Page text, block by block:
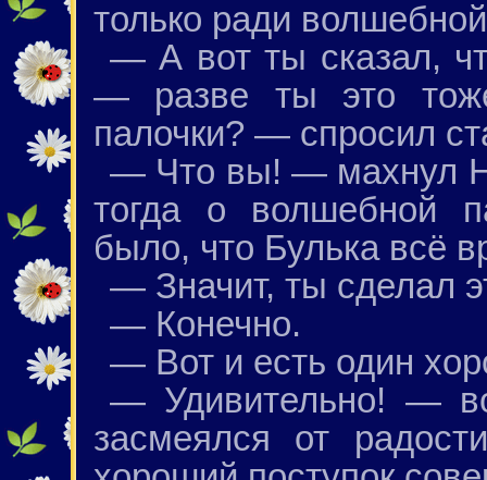
только ради
— А вот ты сказал,
— разве ты это
палочки? — спросил
— Что вы! — махнул
тогда о волшебной
было, что Булька всё
— Значит, ты сделал
— Конечно.
— Вот и есть один
— Удивительно! —
засмеялся от